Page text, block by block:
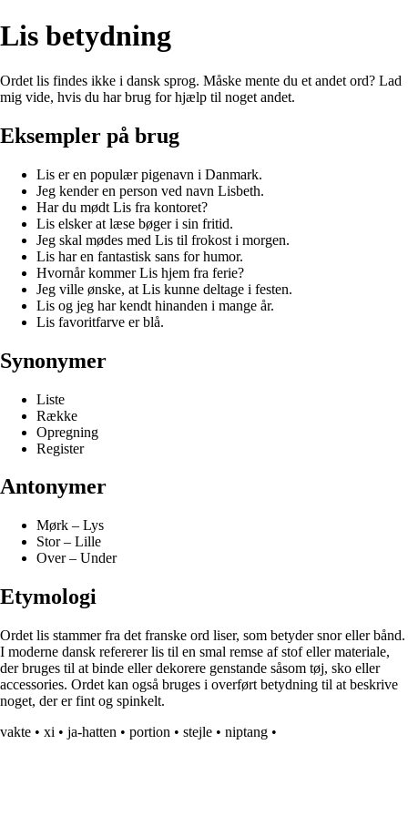
Lis betydning
Ordet lis findes ikke i dansk sprog. Måske mente du et andet ord? Lad
mig vide, hvis du har brug for hjælp til noget andet.
Eksempler på brug
Lis er en populær pigenavn i Danmark.
Jeg kender en person ved navn Lisbeth.
Har du mødt Lis fra kontoret?
Lis elsker at læse bøger i sin fritid.
Jeg skal mødes med Lis til frokost i morgen.
Lis har en fantastisk sans for humor.
Hvornår kommer Lis hjem fra ferie?
Jeg ville ønske, at Lis kunne deltage i festen.
Lis og jeg har kendt hinanden i mange år.
Lis favoritfarve er blå.
Synonymer
Liste
Række
Opregning
Register
Antonymer
Mørk – Lys
Stor – Lille
Over – Under
Etymologi
Ordet lis stammer fra det franske ord liser, som betyder snor eller bånd.
I moderne dansk refererer lis til en smal remse af stof eller materiale,
der bruges til at binde eller dekorere genstande såsom tøj, sko eller
accessories. Ordet kan også bruges i overført betydning til at beskrive
noget, der er fint og spinkelt.
vakte • xi • ja-hatten • portion • stejle • niptang •